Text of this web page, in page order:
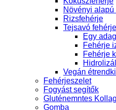
Növényi alapú
Rizsfehérje
Tejsavó fehérje
Egy
Fehérje
Fehérje
Vegán
Fehérjeszelet
Fogyást segítők
Gluténemntes
Gomba